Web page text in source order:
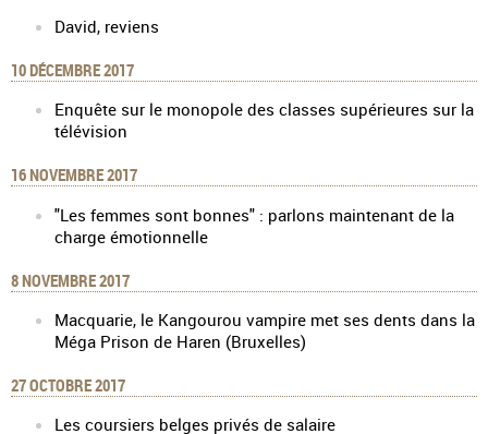
David, reviens
10 DÉCEMBRE 2017
Enquête sur le monopole des classes supérieures sur la
télévision
16 NOVEMBRE 2017
"Les femmes sont bonnes" : parlons maintenant de la
charge émotionnelle
8 NOVEMBRE 2017
Macquarie, le Kangourou vampire met ses dents dans la
Méga Prison de Haren (Bruxelles)
27 OCTOBRE 2017
Les coursiers belges privés de salaire